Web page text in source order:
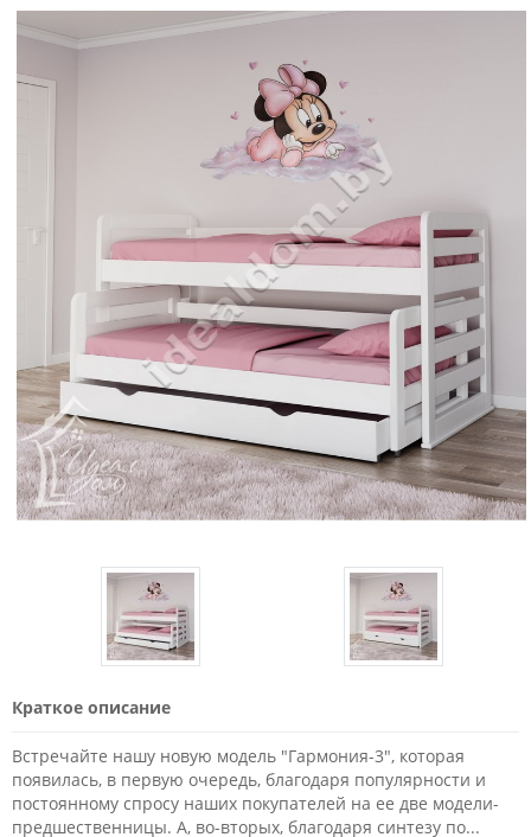
Краткое описание
Встречайте нашу новую модель "Гармония-3", которая
появилась, в первую очередь, благодаря популярности и
постоянному спросу наших покупателей на ее две модели-
предшественницы. А, во-вторых, благодаря синтезу по...